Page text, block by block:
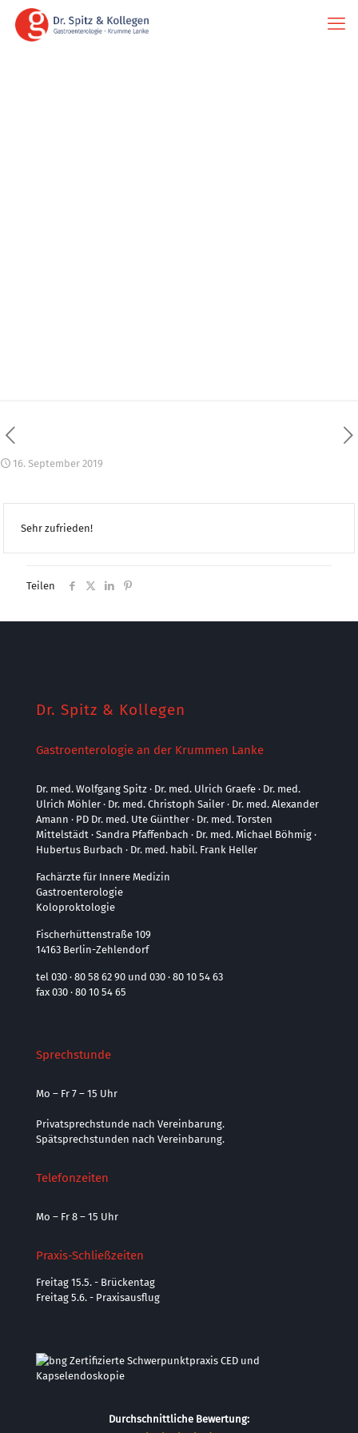
16. September 2019
Sehr zufrieden!
Teilen
Dr. Spitz & Kollegen
Gastroenterologie an der Krummen Lanke
Dr. med. Wolfgang Spitz · Dr. med. Ulrich Graefe · Dr. med.
Ulrich Möhler · Dr. med. Christoph Sailer · Dr. med. Alexander
Amann · PD Dr. med. Ute Günther · Dr. med. Torsten
Mittelstädt · Sandra Pfaffenbach · Dr. med. Michael Böhmig ·
Hubertus Burbach · Dr. med. habil. Frank Heller
Fachärzte für Innere Medizin
Gastroenterologie
Koloproktologie
Fischerhüttenstraße 109
14163 Berlin-Zehlendorf
tel 030 · 80 58 62 90 und 030 · 80 10 54 63
fax 030 · 80 10 54 65
Sprechstunde
Mo – Fr 7 – 15 Uhr
Privatsprechstunde nach Vereinbarung.
Spätsprechstunden nach Vereinbarung.
Telefonzeiten
Mo – Fr 8 – 15 Uhr
Praxis-Schließzeiten
Freitag 15.5. - Brückentag
Freitag 5.6. - Praxisausflug
Durchschnittliche Bewertung: